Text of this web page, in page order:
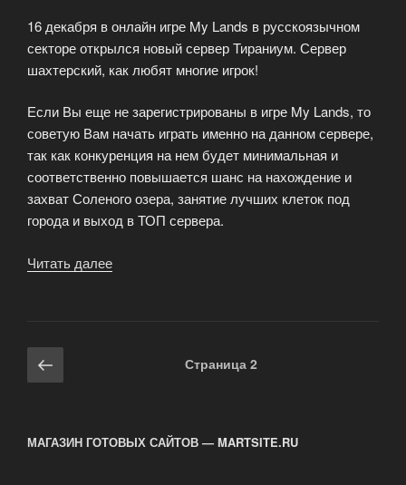
16 декабря в онлайн игре My Lands в русскоязычном
секторе открылся новый сервер Тираниум. Сервер
шахтерский, как любят многие игрок!
Если Вы еще не зарегистрированы в игре My Lands, то
советую Вам начать играть именно на данном сервере,
так как конкуренция на нем будет минимальная и
соответственно повышается шанс на нахождение и
захват Соленого озера, занятие лучших клеток под
города и выход в ТОП сервера.
Читать далее
Навигация
по
Предыдущая
страница
Страница 2
МАГАЗИН ГОТОВЫХ САЙТОВ — MARTSITE.RU